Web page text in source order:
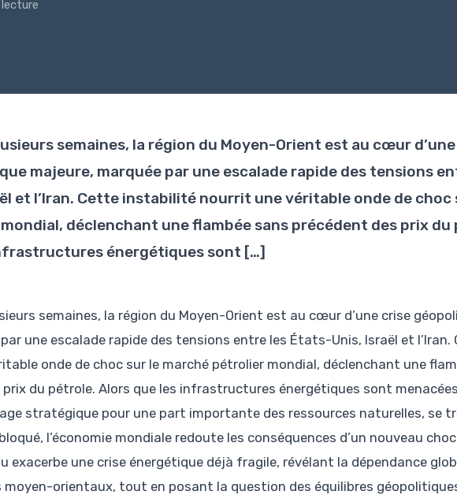
lecture
semaines, la région du Moyen-Orient est au cœur
majeure, marquée par une escalade rapide des tensions
et l’Iran. Cette instabilité nourrit une véritable onde de choc
déclenchant une flambée sans précédent des prix du
énergétiques sont […]
semaines, la région du Moyen-Orient est au cœur d’une crise
une escalade rapide des tensions entre les États-Unis, Israël et
onde de choc sur le marché pétrolier mondial, déclenchant une
prix du pétrole. Alors que les infrastructures énergétiques sont
stratégique pour une part importante des ressources naturelles, se
l’économie mondiale redoute les conséquences d’un nouveau
exacerbe une crise énergétique déjà fragile, révélant la dépendance
moyen-orientaux, tout en posant la question des équilibres